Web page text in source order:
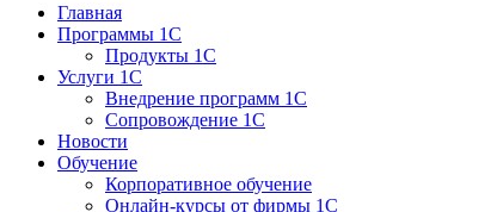
Главная
Программы 1С
Продукты 1С
Услуги 1С
Внедрение программ 1С
Сопровождение 1С
Новости
Обучение
Корпоративное обучение
Онлайн-курсы от фирмы 1С